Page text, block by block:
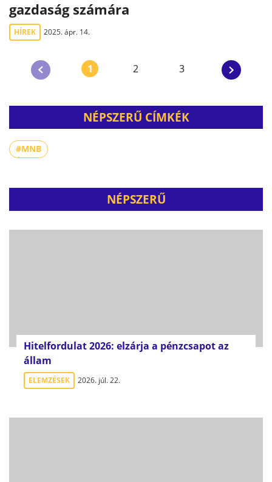
gazdaság számára
HÍREK 2025. ápr. 14.
1 2 3
NÉPSZERŰ CÍMKÉK
#MNB
NÉPSZERŰ
Hitelfordulat 2026: elzárja a pénzcsapot az
állam
ELEMZÉSEK 2026. júl. 22.